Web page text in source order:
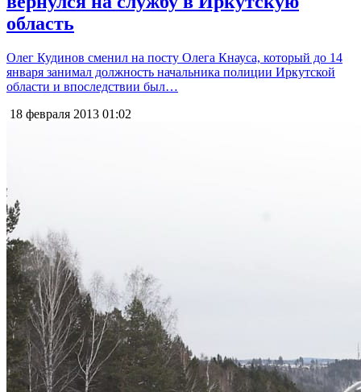
область
Олег Кудинов сменил на посту Олега Кнауса, который до 14
января занимал должность начальника полиции Иркутской
области и впоследствии был…
18 февраля 2013 01:02